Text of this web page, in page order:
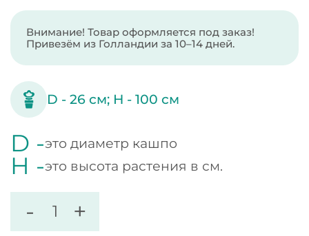
Внимание! Товар оформляется под заказ!
Привезём из Голландии за 10–14 дней.
D -26 см; H -100 см
D -это диаметр кашпо
H -это высота растения в см.
- +